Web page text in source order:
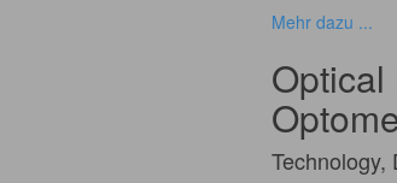
Mehr dazu ...
Technology,